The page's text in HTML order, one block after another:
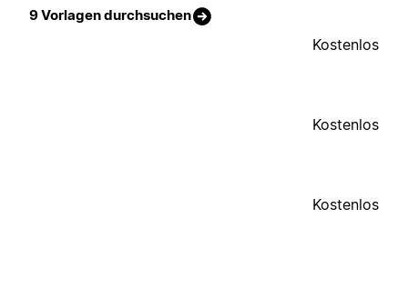
9 Vorlagen durchsuchen
Kostenlos
Kostenlos
Kostenlos